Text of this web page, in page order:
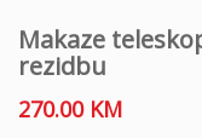
Makaze
rezidbu
270.00 KM